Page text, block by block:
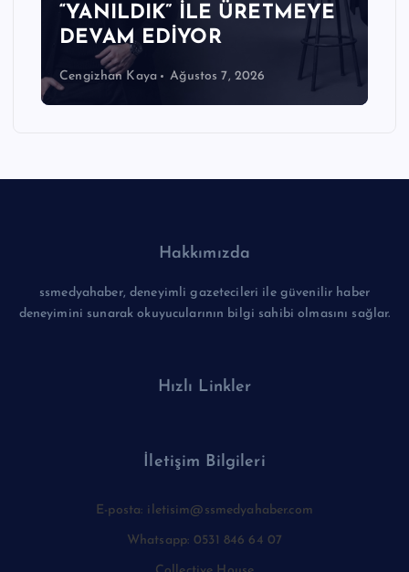
“YANILDIK” İLE ÜRETMEYE
DEVAM EDİYOR
Cengizhan Kaya Ağustos 7, 2026
Hakkımızda
ssmedyahaber, deneyimli gazetecileri ile güvenilir haber
deneyimini sunarak okuyucularının bilgi sahibi olmasını sağlar.
Hızlı Linkler
İletişim Bilgileri
E-posta: iletisim@ssmedyahaber.com
Whatsapp: 0531 846 64 07